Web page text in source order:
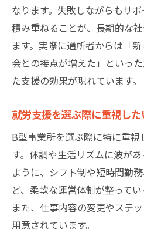
なります。失敗しながらもサ
積み重ねることが、長期的な
ます。実際に通所者からは「
会との接点が増えた」といっ
た支援の効果が現れています。
就労支援を選ぶ際に重視し
B型事業所を選ぶ際に特に重視
す。体調や生活リズムに波が
ように、シフト制や短時間勤
ど、柔軟な運営体制が整ってい
また、仕事内容の変更やステ
用意されています。